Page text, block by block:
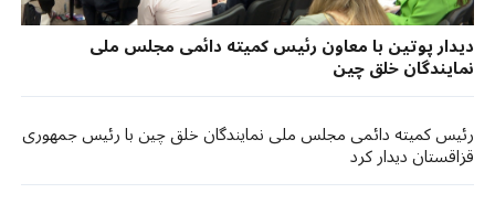
دیدار پوتین با معاون رئیس کمیته دائمی مجلس ملی
نمایندگان خلق چین
رئیس کمیته دائمی مجلس ملی نمایندگان خلق چین با رئیس جمهوری
قزاقستان دیدار کرد